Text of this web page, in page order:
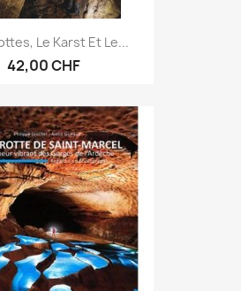
Le Karst Et Le...
42,00 CHF